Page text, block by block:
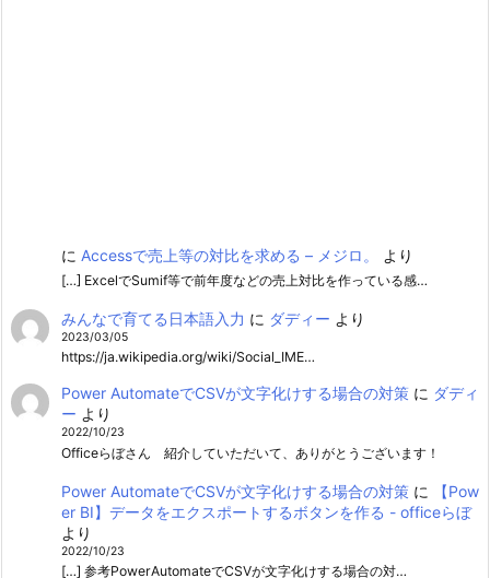
に Accessで売上等の対比を求める – メジロ。 より
[…] ExcelでSumif等で前年度などの売上対比を作っている感…
みんなで育てる日本語入力 に ダディー より
2023/03/05
https://ja.wikipedia.org/wiki/Social_IME…
Power AutomateでCSVが文字化けする場合の対策に ダディ
ー より
2022/10/23
Officeらぼさん 紹介していただいて、ありがとうございます！
Power AutomateでCSVが文字化けする場合の対策に
【Pow
er BI】データをエクスポートするボタンを作る - officeらぼ
より
2022/10/23
[…] 参考PowerAutomateでCSVが文字化けする場合の対…